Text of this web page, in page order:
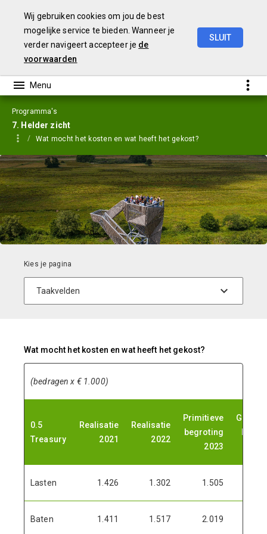
Wij gebruiken cookies om jou de best
mogelijke service te bieden. Wanneer je
verder navigeert accepteer je de
voorwaarden
SLUIT
Programma's
7. Helder zicht
Wat mocht het kosten en wat heeft het gekost?
Wat mocht het kosten en wat heeft het gekost?
(bedragen x € 1.000)
0.5
Treasury
Realisatie
2021
Realisatie
2022
Primitieve
begroting
2023
Lasten 1.426 1.302 1.505
Baten 1.411 1.517 2.019